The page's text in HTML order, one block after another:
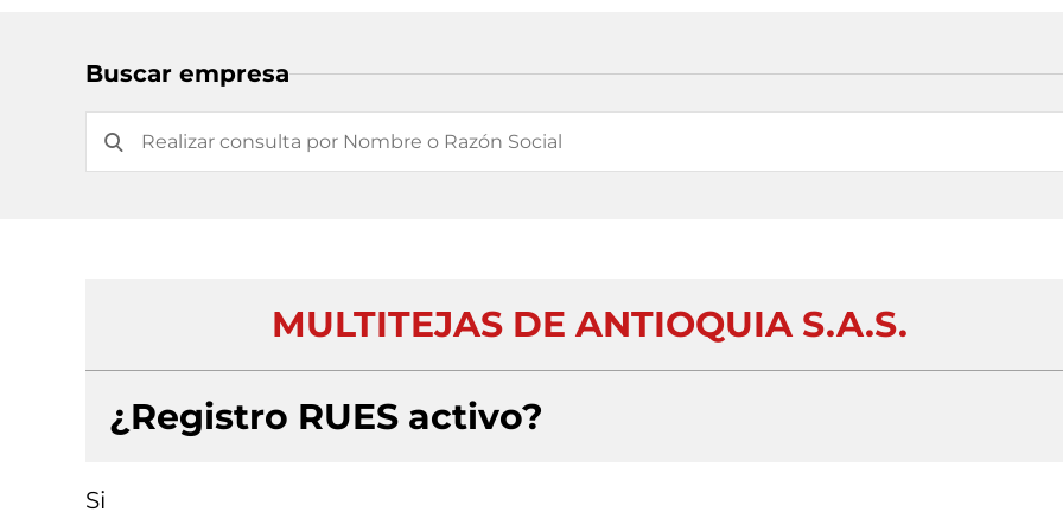
Buscar empresa
MULTITEJAS DE ANTIOQUIA S.A.S.
¿Registro RUES activo?
Si